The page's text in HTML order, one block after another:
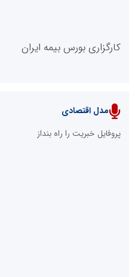
پایگاه خبری نهضت ملی مسکن
کارگزاری بورس بیمه ایران
مدل اقتصادی
پروفایل خبریت را راه بنداز